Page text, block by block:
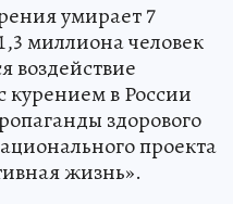
умирает 7
миллиона человек
воздействие
курением в России
здорового
проекта
жизнь».